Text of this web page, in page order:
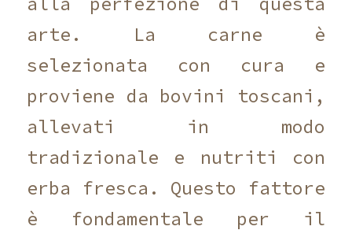
arte. La carne è
selezionata con cura e
proviene da bovini toscani,
allevati in modo
tradizionale e nutriti con
erba fresca. Questo fattore
è fondamentale per il